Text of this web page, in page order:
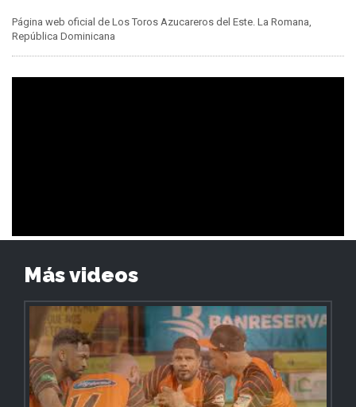
Página web oficial de Los Toros Azucareros del Este. La Romana,
República Dominicana
Más videos